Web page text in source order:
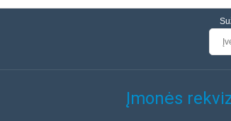
Įmonės